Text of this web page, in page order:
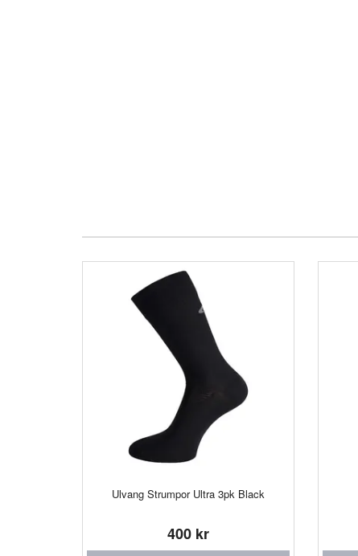
Ulvang Strumpor Ultra 3pk Black
400 kr